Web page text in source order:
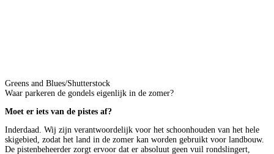
Greens and Blues/Shutterstock
Waar parkeren de gondels eigenlijk in de zomer?
Moet er iets van de pistes af?
Inderdaad. Wij zijn verantwoordelijk voor het schoonhouden van het hele
skigebied, zodat het land in de zomer kan worden gebruikt voor landbouw.
De pistenbeheerder zorgt ervoor dat er absoluut geen vuil rondslingert,